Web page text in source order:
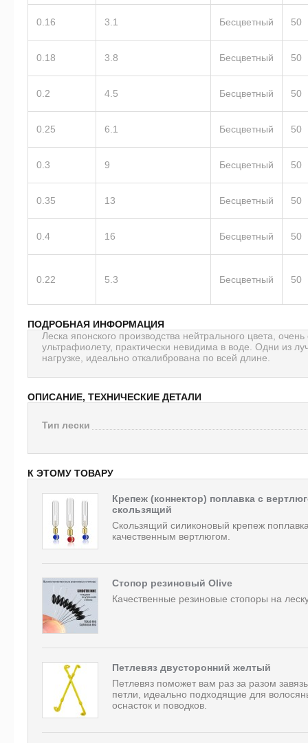
0.16 3.1 Бесцветный 50
0.18 3.8 Бесцветный 50
0.2 4.5 Бесцветный 50
0.25 6.1 Бесцветный 50
0.3 9 Бесцветный 50
0.35 13 Бесцветный 50
0.4 16 Бесцветный 50
0.22 5.3 Бесцветный 50
ПОДРОБНАЯ ИНФОРМАЦИЯ
Леска японского производства нейтрального цвета,
ультрафиолету, практически невидима в воде. Одни из
нагрузке, идеально откалибрована по всей длине.
ОПИСАНИЕ, ТЕХНИЧЕСКИЕ ДЕТАЛИ
Тип лески
К ЭТОМУ ТОВАРУ
Крепеж (коннектор) поплавка с
скользящий
Скользящий силиконовый крепеж
качественным вертлюгом.
Стопор резиновый Olive
Качественные резиновые стопоры на
Петлевяз двусторонний желтый
Петлевяз поможет вам раз за разом
петли, идеально подходящие для
оснасток и поводков.